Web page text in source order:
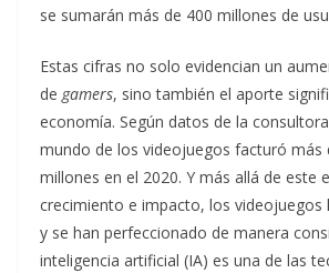
se sumarán más de 400 millones de
Estas cifras no solo evidencian un
de gamers, sino también el aporte
economía. Según datos de la
mundo de los videojuegos facturó más
millones en el 2020. Y más allá de este
crecimiento e impacto, los videojuegos
y se han perfeccionado de manera
inteligencia artificial (IA) es una de las